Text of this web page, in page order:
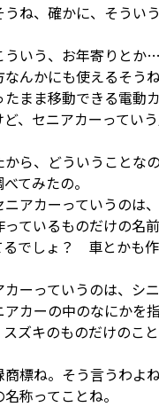
ね、確かに、そうい
ういう、お年寄りと
んかにも使えるそうね
まま移動できる電動
、セニアカーってい
から、どういうことな
てみたの。
アカーっていうのは
ているものだけの名前
るでしょ？ 車とかも
ーっていうのは、シ
カーの中のなにかを
ズキのものだけのこ
標ね。そう言うわよ
称ってことね。